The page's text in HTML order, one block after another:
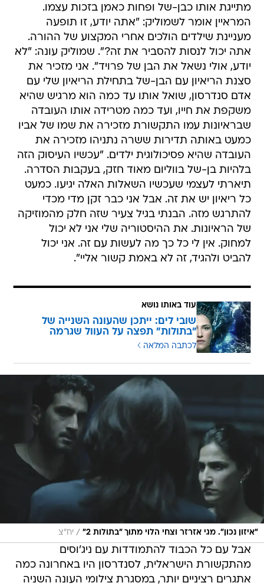
מתייגת אותו כבן-של ופחות כאמן בזכות עצמו.
המראיין אומר לשמוליק: "אתה יודע, זו תופעה
מעניינת שילדים הולכים אחרי המקצוע של ההורה.
אתה יכול לנסות להסביר את זה?". שמוליק עונה: "לא
יודע, אולי נשאל את הבן של פרויד". אני מזכיר את
סצנת הריאיון עם הבן-של בתחילת הריאיון שלי עם
אדם סנדרסון, שואל אותו עד כמה הוא מרגיש שהיא
משקפת את חייו, ועד כמה מטרידה אותו העובדה
שבראיונות עמו התקשורת מזכירה את שמו של אביו
כמעט באותה תדירות ששרה נתניהו מזכירה את
העובדה שהיא פסיכולוגית ילדים. "עכשיו העיסוק הזה
בלהיות בן-של בווליום מאוד חזק, בעקבות הסדרה.
תיארתי לעצמי שעכשיו השאלות האלה יגיעו. כמעט
כל ריאיון יש את זה. אבל אני כבר זקן מדי מכדי
להתרגש מזה. הבנתי בגיל צעיר שזה חלק מהמוזיקה
של הראיונות. את ההיסטוריה שלי אני לא יכול
למחוק. אין לי כל כך מה לעשות עם זה. אני יכול
להביט ולהגיד, זה לא באמת קשור אליי".
עוד באותו נושא
שובי לים: ייתכן שהעונה השנייה של
"בתולות" תפצה על העוול שגרמה
לכתבה המלאה
"איזון נכון". מגי אזרזר וצחי הלוי מתוך "בתולות 2" / יח"צ
אבל עם כל הכבוד להתמודדות עם ניג'וסים
מהתקשורת הישראלית, לסנדרסון היו באחרונה כמה
אתגרים רציניים יותר, במסגרת צילומי העונה השניה